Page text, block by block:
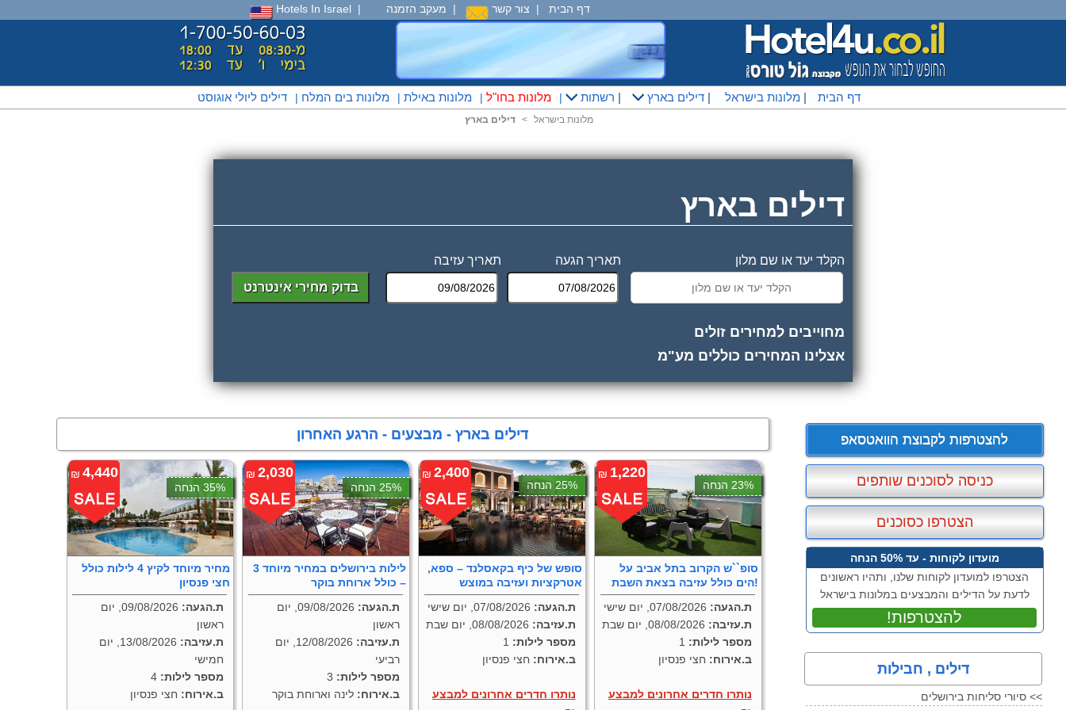
Hotels In Israel | מעקב הזמנה | צור קשר | דף הבית
דילים ליולי אוגוסט | מלונות בים המלח | מלונות באילת | מלונות בחו"ל | רשתות | דילים בארץ | מלונות בישראל | דף הבית
דילים בארץ < מלונות בישראל
דילים בארץ
הקלד יעד או שם מלון תאריך הגעה
תאריך עזיבה
בדוק מחירי אינטרנט
מחוייבים למחירים זולים
אצלינו המחירים כוללים מע"מ
דילים בארץ - מבצעים - הרגע האחרון
1,220
₪
23% הנחה
סופ``ש הקרוב בתל אביב על
הים כולל עזיבה בצאת השבת!
ת.הגעה:
ת.עזיבה: 08/08/2026, יום שבת
מספר לילות:
ב.אירוח: חצי פנסיון
נותרו חדרים אחרונים למבצע
2,400
₪
25% הנחה
סופש של כיף בקאסלנד – ספא,
אטרקציות ועזיבה במוצש
ת.הגעה:
ת.עזיבה: 08/08/2026, יום שבת
מספר לילות:
ב.אירוח: חצי פנסיון
נותרו חדרים אחרונים למבצע
2,030
₪
25% הנחה
3 לילות בירושלים במחיר מיוחד
– כולל ארוחת בוקר
ת.הגעה:
09/08/2026, יום
ראשון
ת.עזיבה:
12/08/2026, יום
רביעי
מספר לילות:
ב.אירוח: לינה וארוחת בוקר
4,440
₪
35% הנחה
מחיר מיוחד לקיץ 4 לילות כולל
חצי פנסיון
ת.הגעה:
09/08/2026, יום
ראשון
ת.עזיבה:
13/08/2026, יום
חמישי
מספר לילות: 4
ב.אירוח: חצי פנסיון
להצטרפות לקבוצת הוואטסאפ
כניסה לסוכנים שותפים
הצטרפו כסוכנים
מועדון לקוחות - עד 50% הנחה
הצטרפו למועדון לקוחות שלנו, ותהיו ראשונים
לדעת על הדילים והמבצעים במלונות בישראל
!להצטרפות
דילים , חבילות
סיורי סליחות בירושלים <<